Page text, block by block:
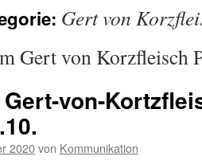
Gert von
Gert von Korzfleisch
von-
2020von Kommunikation